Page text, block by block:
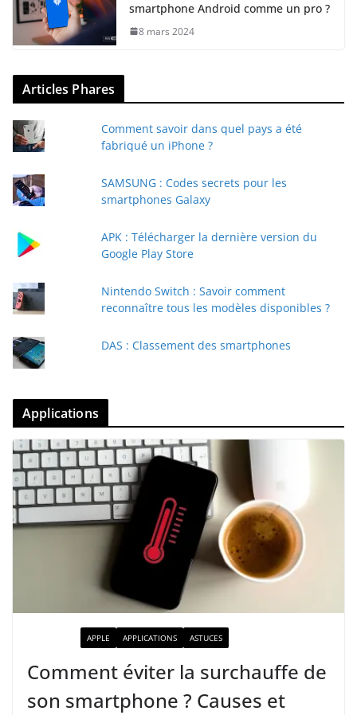
smartphone Android comme un pro ?
8 mars 2024
Articles Phares
Comment savoir dans quel pays a été
fabriqué un iPhone ?
SAMSUNG : Codes secrets pour les
smartphones Galaxy
APK : Télécharger la dernière version du
Google Play Store
Nintendo Switch : Savoir comment
reconnaître tous les modèles disponibles ?
DAS : Classement des smartphones
Applications
APPLE APPLICATIONS ASTUCES
Comment éviter la surchauffe de
son smartphone ? Causes et